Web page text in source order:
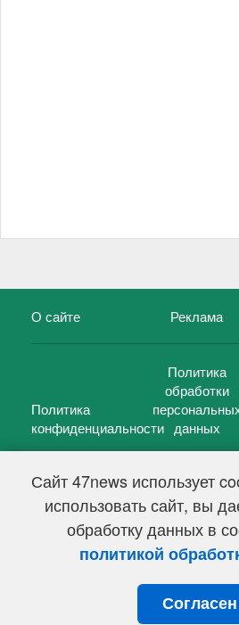
Сайт 47news использует
использовать сайт, вы
обработку данных в
политикой
Согласен
О сайте Реклама
Политика
конфиденциальности
Политика
обработки
данных
47 новостей (47 news)2005 — 2026 г.
Свидетельство о регистрации СМИ Эл
Федеральной службой по надзору в
информационных технологий и